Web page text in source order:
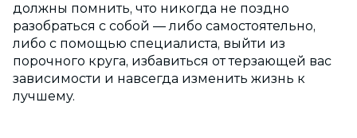
должны помнить, что никогда не поздно
разобраться с собой — либо самостоятельно,
либо с помощью специалиста, выйти из
порочного круга, избавиться от терзающей вас
зависимости и навсегда изменить жизнь к
лучшему.